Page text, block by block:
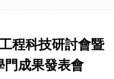
程科技研討會暨
門成果發表會